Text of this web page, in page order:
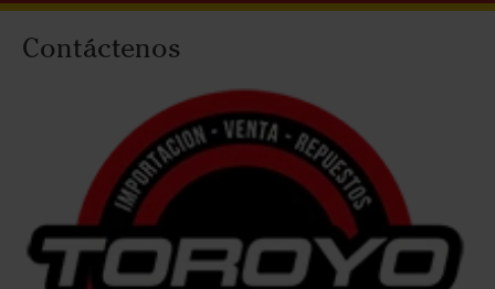
Contáctenos